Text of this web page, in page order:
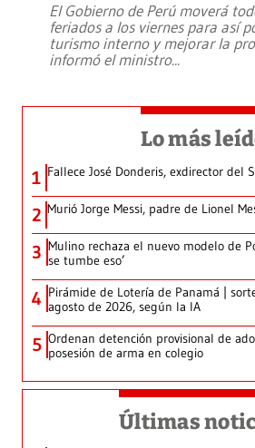
El Gobierno de Perú moverá
feriados a los viernes para así
turismo interno y mejorar la
informó el ministro...
Lo más
1 Fallece José Donderis, exdirector del
2 Murió Jorge Messi, padre de Lionel
3 Mulino rechaza el nuevo modelo de
se tumbe eso’
4 Pirámide de Lotería de Panamá |
agosto de 2026, según la IA
5 Ordenan detención provisional de
posesión de arma en colegio
Últimas